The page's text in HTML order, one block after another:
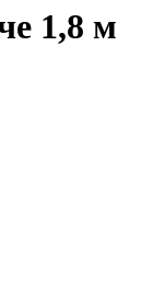
1,8 м